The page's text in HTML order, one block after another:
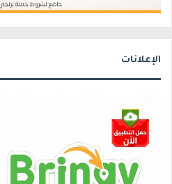
الإعلانات